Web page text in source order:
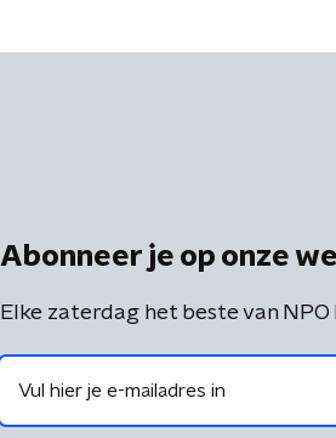
Abonneer je op onze
Elke zaterdag het beste van NPO